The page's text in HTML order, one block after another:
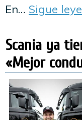
En… Sigue
Scania ya
«Mejor